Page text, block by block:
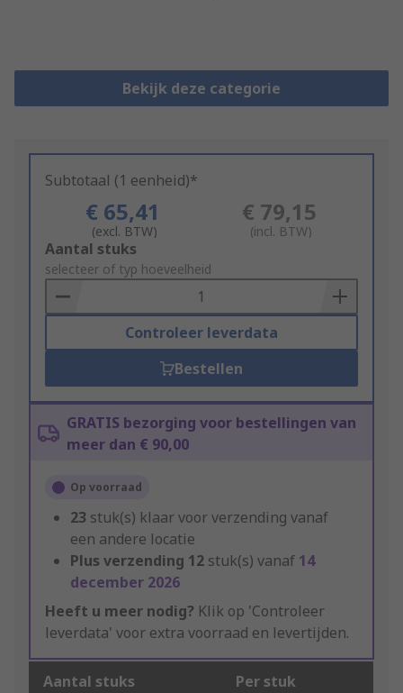
Bekijk deze categorie
Subtotaal (1 eenheid)*
€ 65,41
(excl. BTW)
€ 79,15
(incl. BTW)
Add
to
Basket
Aantal stuks
selecteer of typ hoeveelheid
Controleer leverdata
Bestellen
GRATIS bezorging voor bestellingen van
meer dan € 90,00
Op voorraad
23 stuk(s) klaar voor verzending vanaf
een andere locatie
Plus verzending 12 stuk(s) vanaf 14
december 2026
Heeft u meer nodig? Klik op 'Controleer
leverdata' voor extra voorraad en levertijden.
Aantal stuks Per stuk